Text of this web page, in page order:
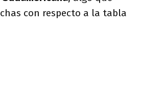
con respecto a la tabla